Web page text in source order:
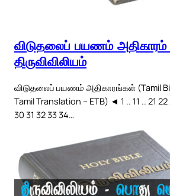
விடுதலைப் பயணம் அதிகாரம்
திருவிவிலியம்
விடுதலைப் பயணம் அதிகாரங்கள் (Tamil
Tamil Translation – ETB) ◄ 1 .. 11 .. 21
30 31 32 33 34…